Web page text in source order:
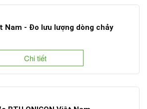
Nam - Đo lưu lượng dòng chảy
Chi tiết